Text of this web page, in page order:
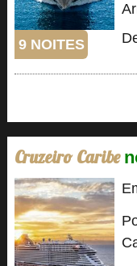
9 NOITES
Cruzeiro Caribe